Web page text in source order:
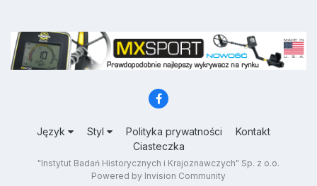
Język Styl Polityka prywatności
Kontakt
Ciasteczka
"Instytut Badań Historycznych i Krajoznawczych" Sp. z o.o.
Powered by Invision Community